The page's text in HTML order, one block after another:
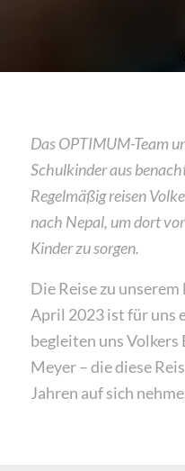
Das OPTIMUM-Team
Schulkinder aus
Regelmäßig reisen
nach Nepal, um dort
Kinder zu sorgen.
Die Reise zu
April 2023 ist für uns
begleiten uns Volkers
Meyer – die diese
Jahren auf sich